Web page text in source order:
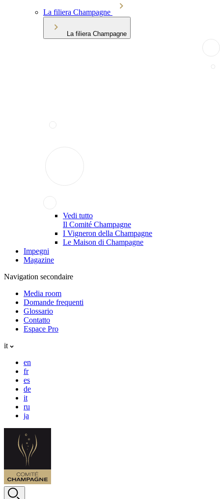
La filiera Champagne
La filiera Champagne
Vedi tutto
Il Comité Champagne
I Vigneron della Champagne
Le Maison di Champagne
Impegni
Magazine
Navigation secondaire
Media room
Domande frequenti
Glossario
Contatto
Espace Pro
it
en
fr
es
de
it
ru
ja